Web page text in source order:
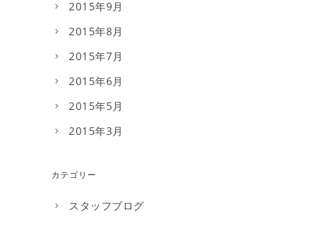
2015年9月
2015年8月
2015年7月
2015年6月
2015年5月
2015年3月
カテゴリー
スタッフブログ